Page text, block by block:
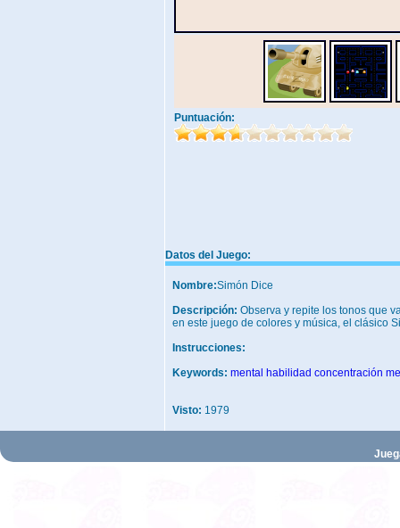
Puntuación:
Datos del Juego:
Nombre:Simón Dice
Descripción: Observa y repite los tonos que
en este juego de colores y música, el clásico
Instrucciones:
Keywords: mental habilidad concentración
Visto: 1979